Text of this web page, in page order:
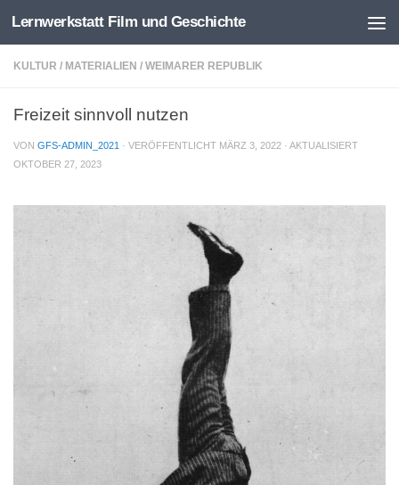
Zum Inhalt springen
Lernwerkstatt Film und Geschichte
KULTUR / MATERIALIEN / WEIMARER REPUBLIK
Freizeit sinnvoll nutzen
VON GFS-ADMIN_2021 · VERÖFFENTLICHT MÄRZ 3, 2022 · AKTUALISIERT
OKTOBER 27, 2023